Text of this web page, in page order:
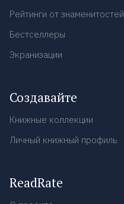
Рейтинги от знаменитостей
Бестселлеры
Экранизации
Создавайте
Книжные коллекции
Личный книжный профиль
ReadRate